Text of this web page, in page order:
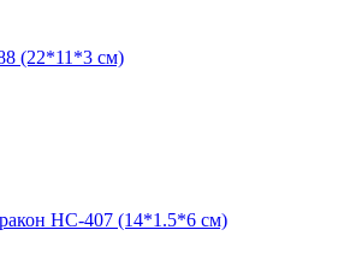
(22*11*3 см)
НС-407 (14*1.5*6 см)